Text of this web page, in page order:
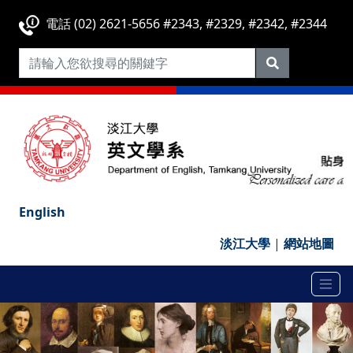
電話 (02) 2621-5656 #2343, #2329, #2342, #2344
English
淡江大學 | 網站地圖